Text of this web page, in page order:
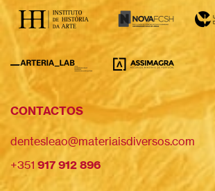
CONTACTOS
dentesleao@materiaisdiversos.com
+351 917 912 896